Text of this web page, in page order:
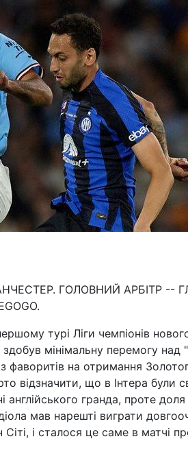
ГОЛОВНИЙ АРБІТР --
турі Ліги чемпіонів
мінімальну перемогу над
фаворитів на отримання
відзначити, що в Інтера були
гранда, проте доля
мав нарешті виграти
і сталося це саме в матчі